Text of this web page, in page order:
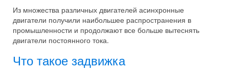
Из множества различных двигателей асинхронные
двигатели получили наибольшее распространения в
промышленности и продолжают все больше вытеснять
двигатели постоянного тока.
Что такое задвижка